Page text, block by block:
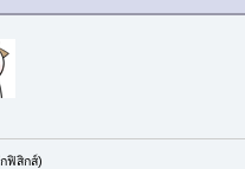
ฟิสิกส์)